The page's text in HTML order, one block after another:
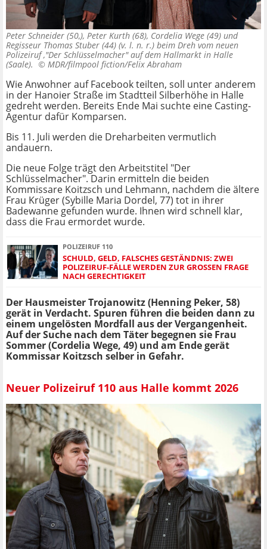
Peter Schneider (50,), Peter Kurth (68), Cordelia Wege (49) und
Regisseur Thomas Stuber (44) (v. l. n. r.) beim Dreh vom neuen
Polizeiruf ,"Der Schlüsselmacher" auf dem Hallmarkt in Halle
(Saale). © MDR/filmpool fiction/Felix Abraham
Wie Anwohner auf Facebook teilten, soll unter anderem
in der Hanoier Straße im Stadtteil Silberhöhe in Halle
gedreht werden. Bereits Ende Mai suchte eine Casting-
Agentur dafür Komparsen.
Bis 11. Juli werden die Dreharbeiten vermutlich
andauern.
Die neue Folge trägt den Arbeitstitel "Der
Schlüsselmacher". Darin ermitteln die beiden
Kommissare Koitzsch und Lehmann, nachdem die ältere
Frau Krüger (Sybille Maria Dordel, 77) tot in ihrer
Badewanne gefunden wurde. Ihnen wird schnell klar,
dass die Frau ermordet wurde.
POLIZEIRUF 110
SCHULD, GELD, FALSCHES GESTÄNDNIS: ZWEI
POLIZEIRUF-FÄLLE WERDEN ZUR GROSSEN FRAGE N
ACH GERECHTIGKEIT
Der Hausmeister Trojanowitz (Henning Peker, 58)
gerät in Verdacht. Spuren führen die beiden dann zu
einem ungelösten Mordfall aus der Vergangenheit.
Auf der Suche nach dem Täter begegnen sie Frau
Sommer (Cordelia Wege, 49) und am Ende gerät
Kommissar Koitzsch selber in Gefahr.
Neuer Polizeiruf 110 aus Halle kommt 2026